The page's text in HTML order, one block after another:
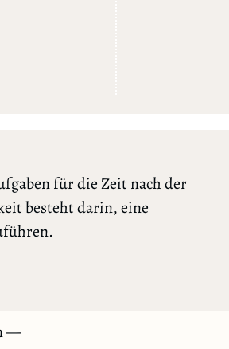
für die Zeit nach der
besteht darin, eine
—